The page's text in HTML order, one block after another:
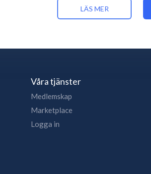
LÄS MER
Våra tjänster
Medlemskap
Marketplace
Logga in